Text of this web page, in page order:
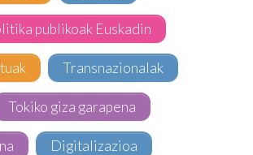
publikoak Euskadin
Transnazionalak
Tokiko giza garapena
Digitalizazioa